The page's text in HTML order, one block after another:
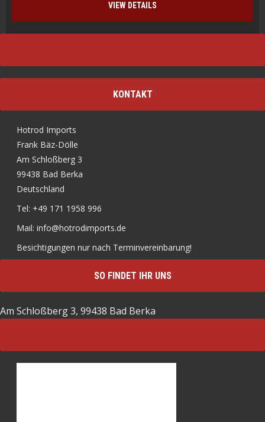
VIEW DETAILS
KONTAKT
Hotrod Imports
Frank Bäz-Dölle
Am Schloßberg 3
99438 Bad Berka
Deutschland
Tel: +49 171 1958 996
Mail: info@hotrodimports.de
Besichtigungen nur nach Terminvereinbarung!
SO FINDET IHR UNS
Am Schloßberg 3, 99438 Bad Berka